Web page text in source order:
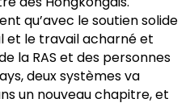
qu’avec le soutien solide
et le travail acharné et
la RAS et des personnes
deux systèmes va
un nouveau chapitre, et